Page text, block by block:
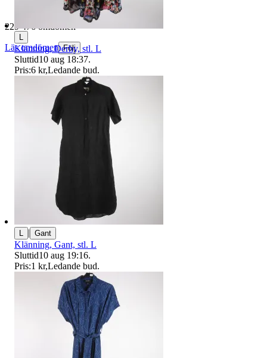
229 476 omdömen
Läs omdömen Följ
Klänning, Derhy, stl. L
Sluttid10 aug 18:37.
Pris:6 kr,Ledande bud.
| Gant
Klänning, Gant, stl. L
Sluttid10 aug 19:16.
Pris:1 kr,Ledande bud.